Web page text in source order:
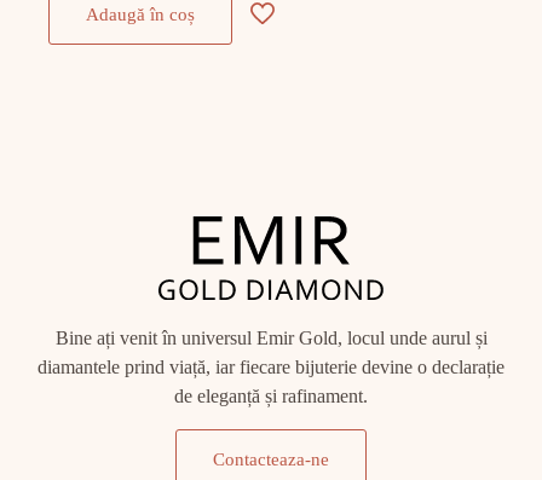
Adaugă în coș
Bine ați venit în universul Emir Gold, locul unde aurul și
diamantele prind viață, iar fiecare bijuterie devine o declarație
de eleganță și rafinament.
Contacteaza-ne